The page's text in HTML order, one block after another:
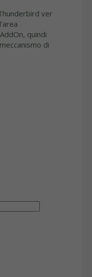
ver
quindi
di